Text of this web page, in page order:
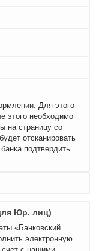
Для этого
этого необходимо
на страницу со
отсканировать
подтвердить
Юр. лиц)
«Банковский
электронную